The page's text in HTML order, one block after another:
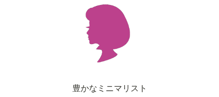
豊かなミニマリスト